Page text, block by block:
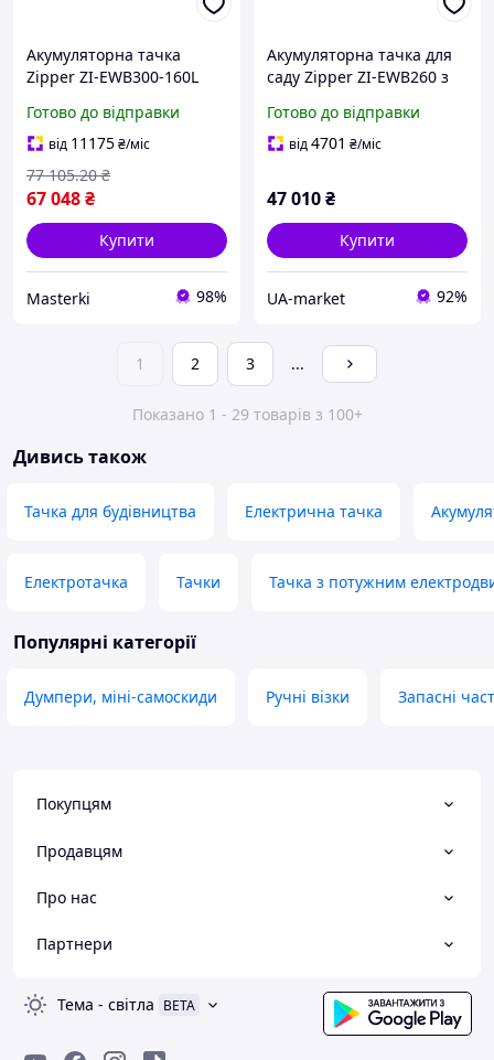
Акумуляторна тачка
Zipper ZI-EWB300-160L
вантажопідйомність 300
кг місткість 160 л для
транспортування
вантажів
Готово до відправки
від 11175₴/міс
67 048₴
77 105.20 ₴
Купити
Masterki 98%
Акумуляторна тачка для
саду Zipper ZI-EWB260 з
ємністю 100 л
Готово до відправки
від4701 ₴/міс
47 010₴
Купити
UA-market 92%
1 2 3 ...
Показано 1 - 29 товарів з 100+
Дивись також
Тачка для будівництва Електрична тачка
Електротачка Тачки Тачка з потужним
Популярні категорії
Думпери, міні-самоскиди Ручні візки Запасні
Покупцям
Продавцям
Про нас
Партнери
Тема - світла BETA